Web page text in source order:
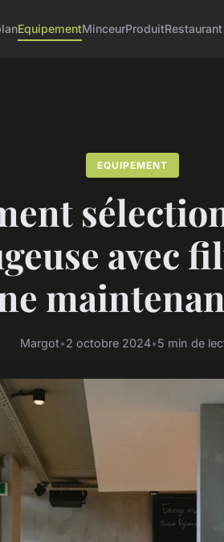
EquipementMinceurProduit
EQUIPEMENT
avec
Margot•2 octobre 2024•5 min de